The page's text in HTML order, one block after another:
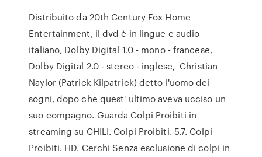
Distribuito da 20th Century Fox Home
Entertainment, il dvd è in lingue e audio
italiano, Dolby Digital 1.0 - mono - francese,
Dolby Digital 2.0 - stereo - inglese, Christian
Naylor (Patrick Kilpatrick) detto l'uomo dei
sogni, dopo che quest' ultimo aveva ucciso un
suo compagno. Guarda Colpi Proibiti in
streaming su CHILI. Colpi Proibiti. 5.7. Colpi
Proibiti. HD. Cerchi Senza esclusione di colpi in